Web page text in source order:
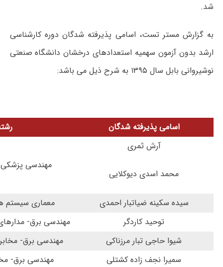
شد.
به گزارش مستر تست، اسامی پذیرفته شدگان دوره کارشناسی
ارشد بدون آزمون سهمیه استعدادهای درخشان دانشگاه صنعتی
نوشیروانی بابل سال ۱۳۹۵ به شرح ذیل می باشد:
اسامی پذیرفته شدگان
آرش ثمری
محمد اسدی دیوکلایی
مهندسی
سیده سکینه ضیاتبار احمدی
معماری سیستم
توحید کاردگر
مهندسی برق-
شیوا حاجی تبار مرزناکی
مهندسی برق-
سمیرا نجف زاده کشتلی
مهندسی برق-